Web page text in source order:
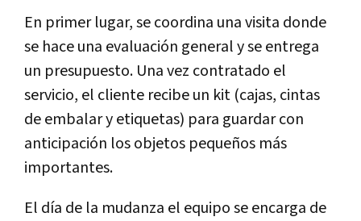
En primer lugar, se coordina una visita donde
se hace una evaluación general y se entrega
un presupuesto. Una vez contratado el
servicio, el cliente recibe un kit (cajas, cintas
de embalar y etiquetas) para guardar con
anticipación los objetos pequeños más
importantes.
El día de la mudanza el equipo se encarga de